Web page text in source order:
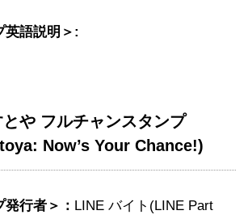
英語説明＞:
や フルチャンスタンプ
Now’s Your Chance!)
発行者＞： LINE バイト(LINE Part